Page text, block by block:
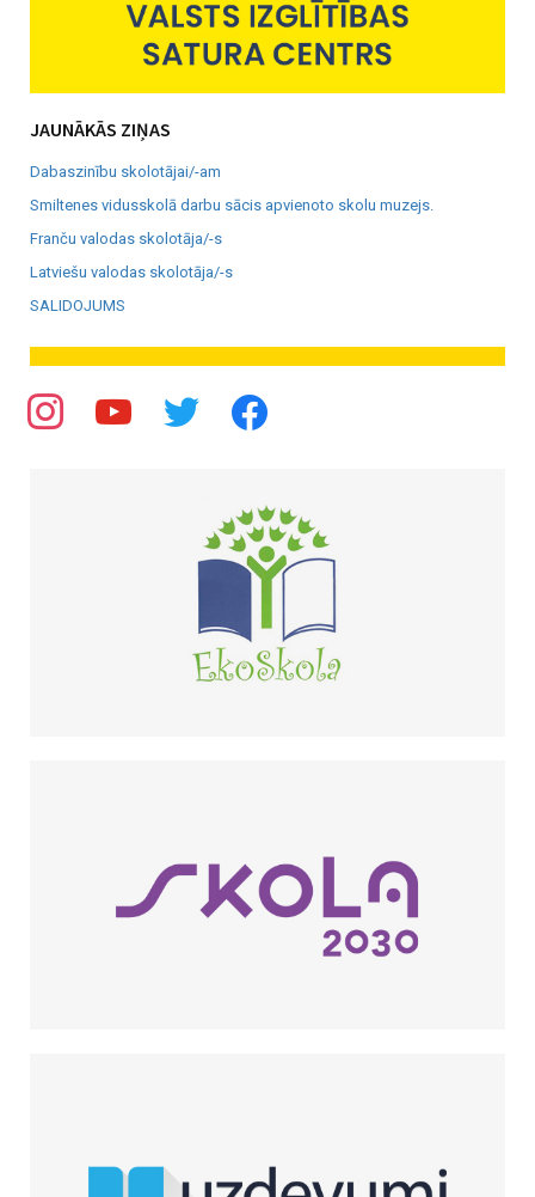
JAUNĀKĀS ZIŅAS
Dabaszinību skolotājai/-am
Smiltenes vidusskolā darbu sācis apvienoto skolu muzejs.
Franču valodas skolotāja/-s
Latviešu valodas skolotāja/-s
SALIDOJUMS